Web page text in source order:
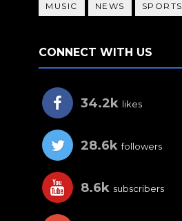
MUSIC NEWS SPORTS
CONNECT WITH US
34.2k likes
28.6k followers
8.6k subscribers